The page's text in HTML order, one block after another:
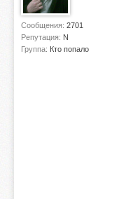
Сообщения: 2701
Репутация: N
Группа: Кто попало